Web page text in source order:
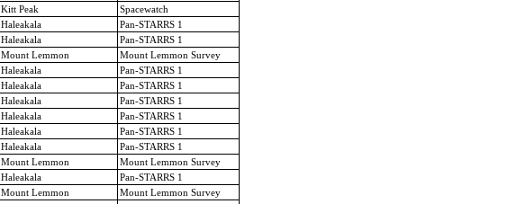
Kitt Peak
Spacewatch
Haleakala
Pan-STARRS 1
Haleakala
Pan-STARRS 1
Mount Lemmon
Mount Lemmon Survey
Haleakala
Pan-STARRS 1
Haleakala
Pan-STARRS 1
Haleakala
Pan-STARRS 1
Haleakala
Pan-STARRS 1
Haleakala
Pan-STARRS 1
Haleakala
Pan-STARRS 1
Mount Lemmon
Mount Lemmon Survey
Haleakala
Pan-STARRS 1
Mount Lemmon
Mount Lemmon Survey